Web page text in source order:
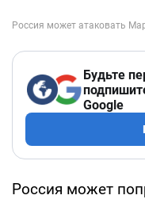
Будьте
Google
Россия может